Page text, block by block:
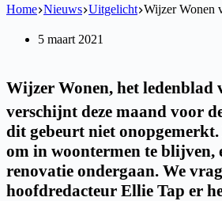
Home Nieuws Uitgelicht Wijzer Wonen
5 maart 2021
Wijzer Wonen, het ledenblad
verschijnt deze maand voor
dit gebeurt niet
om in woontermen te blijven,
renovatie ondergaan. We
hoofdredacteur Ellie Tap er